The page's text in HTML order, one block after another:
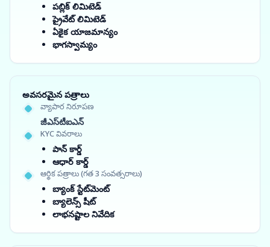
పబ్లిక్ లిమిటెడ్
ప్రైవేట్ లిమిటెడ్
ఏకైక యాజమాన్యం
భాగస్వామ్యం
అవసరమైన పత్రాలు
వ్యాపార నిరూపణ
జీఎస్‌టీఐఎన్
KYC వివరాలు
పాన్ కార్డ్
ఆధార్ కార్డ్
ఆర్థిక పత్రాలు (గత 3 సంవత్సరాలు)
బ్యాంక్ స్టేట్‌మెంట్
బ్యాలెన్స్ షీట్
లాభనష్టాల నివేదిక